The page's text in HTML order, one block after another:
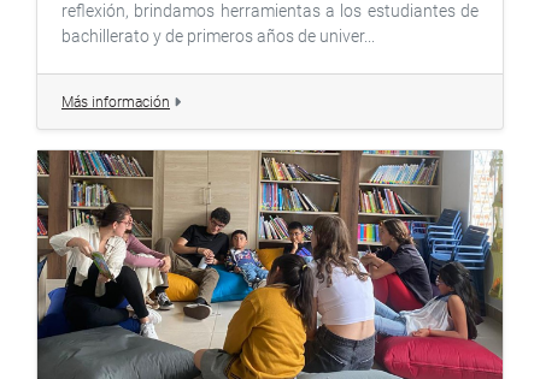
reflexión, brindamos herramientas a los estudiantes de
bachillerato y de primeros años de univer...
Más información